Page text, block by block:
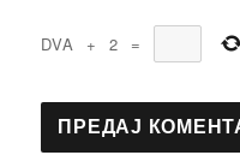
DVA + 2 =